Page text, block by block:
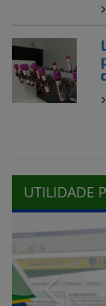
UTILIDADE